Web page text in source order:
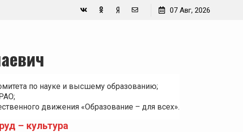
07 Авг, 2026
по науке и высшему образованию;
движения «Образование – для всех».
– культура